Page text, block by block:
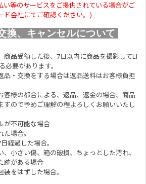
い等のサービスをご提供されている場合がご
ド会社にてご確認ください。)
換、キャンセルについて
商品受領した後、7日以内に商品を撮影してLI
必要があります。
品・交換をする場合は返品送料はお客様負担
客様の都合による、返品、返金の場合、商品
すので予めご理解の程よろしくお願いいたし
が不可能な場合
た場合。
経過した場合。
、小さい傷、箱の破損、ちょっとした汚れ、
跡がある場合
装をはずした場合。